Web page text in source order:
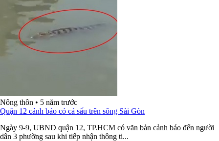
Nông thôn • 5 năm trước
Quận 12 cảnh báo có cá sấu trên sông Sài Gòn
Ngày 9-9, UBND quận 12, TP.HCM có văn bản cảnh báo đến người
dân 3 phường sau khi tiếp nhận thông ti...